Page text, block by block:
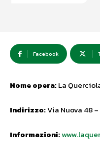
Facebook
Nome opera:La
Indirizzo:Via Nuova 48
Informazioni: